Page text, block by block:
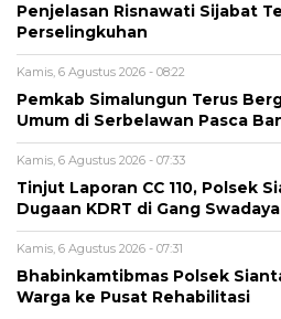
Penjelasan Risnawati Sijabat
Perselingkuhan
Kamis, 6 Agustus 2026 - 08:22
Pemkab Simalungun Terus
Umum di Serbelawan Pasca
Kamis, 6 Agustus 2026 - 07:33
Tinjut Laporan CC 110, Polsek
Dugaan KDRT di Gang Swadaya
Kamis, 6 Agustus 2026 - 07:31
Bhabinkamtibmas Polsek
Warga ke Pusat Rehabilitasi